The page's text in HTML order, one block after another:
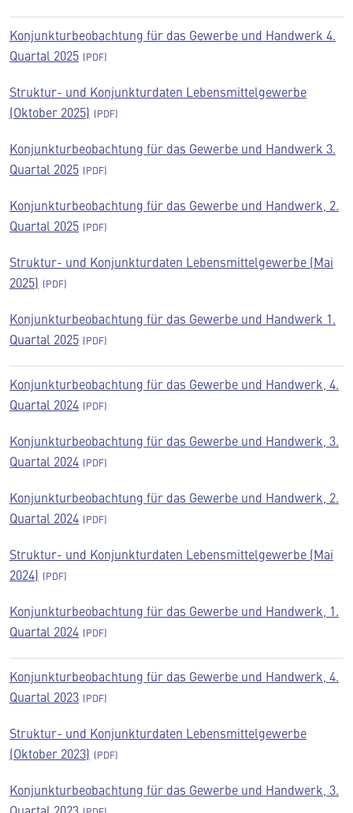
Konjunkturbeobachtung für das Gewerbe und Handwerk 4.
Quartal 2025
Struktur- und Konjunkturdaten Lebensmittelgewerbe
(Oktober 2025)
Konjunkturbeobachtung für das Gewerbe und Handwerk 3.
Quartal 2025
Konjunkturbeobachtung für das Gewerbe und Handwerk, 2.
Quartal 2025
Struktur- und Konjunkturdaten Lebensmittelgewerbe (Mai
2025)
Konjunkturbeobachtung für das Gewerbe und Handwerk 1.
Quartal 2025
Konjunkturbeobachtung für das Gewerbe und Handwerk, 4.
Quartal 2024
Konjunkturbeobachtung für das Gewerbe und Handwerk, 3.
Quartal 2024
Konjunkturbeobachtung für das Gewerbe und Handwerk, 2.
Quartal 2024
Struktur- und Konjunkturdaten Lebensmittelgewerbe (Mai
2024)
Konjunkturbeobachtung für das Gewerbe und Handwerk, 1.
Quartal 2024
Konjunkturbeobachtung für das Gewerbe und Handwerk, 4.
Quartal 2023
Struktur- und Konjunkturdaten Lebensmittelgewerbe
(Oktober 2023)
Konjunkturbeobachtung für das Gewerbe und Handwerk, 3.